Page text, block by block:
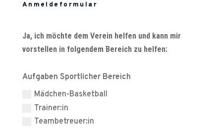
Anmeldeformular
Ja, ich möchte dem Verein helfen und kann mir
vorstellen in folgendem Bereich zu helfen:
Aufgaben Sportlicher Bereich
Mädchen-Basketball
Trainer:in
Teambetreuer:in